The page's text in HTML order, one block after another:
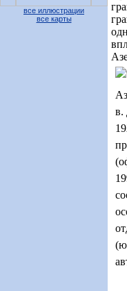
все иллюстрации
все карты
в.